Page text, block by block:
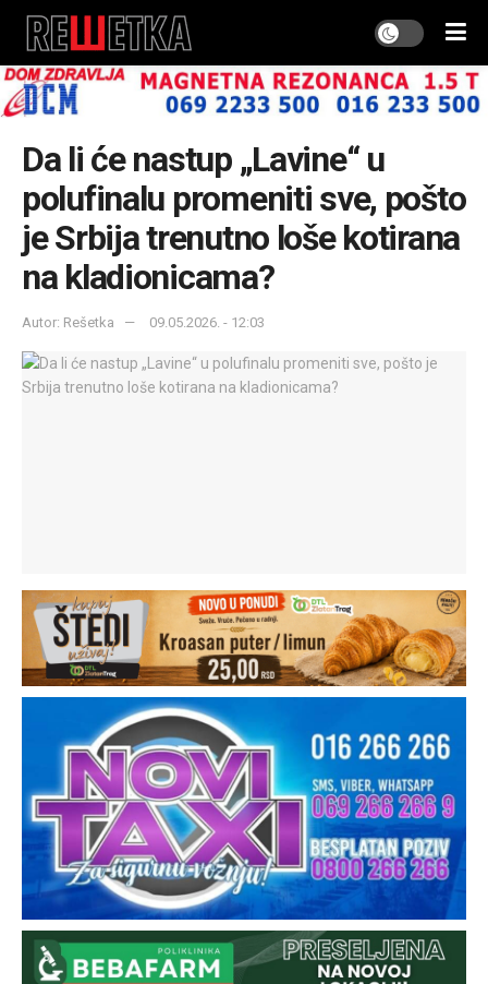
Da li će nastup „Lavine“ u
polufinalu promeniti sve, pošto
je Srbija trenutno loše kotirana
na kladionicama?
Autor: Rešetka 09.05.2026. - 12:03